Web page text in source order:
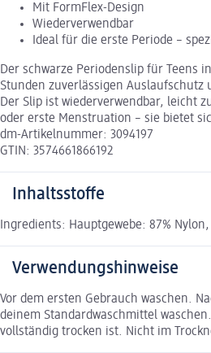
Mit FormFlex-Design
Wiederverwendbar
Ideal für die erste Periode –
Der schwarze Periodenslip für Teens
Stunden zuverlässigen Auslaufschutz
Der Slip ist wiederverwendbar, leicht
oder erste Menstruation – sie bietet
dm-Artikelnummer: 3094197
GTIN: 3574661866192
Inhaltsstoffe
Ingredients: Hauptgewebe: 87%
Verwendungshinweise
Vor dem ersten Gebrauch waschen.
deinem Standardwaschmittel
vollständig trocken ist. Nicht im